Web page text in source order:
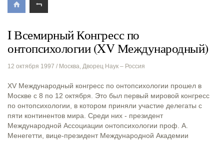
I Всемирный Конгресс по
онтопсихологии (XV Международный)
12 октября 1997 / Москва, Дворец Наук – Россия
XV Международный конгресс по онтопсихологии прошел в
Москве с 8 по 12 октября. Это был первый мировой конгресс
по онтопсихологии, в котором приняли участие делегаты с
пяти континентов мира. Среди них - президент
Международной Ассоциации онтопсихологии проф. А.
Менегетти, вице-президент Международной Академии